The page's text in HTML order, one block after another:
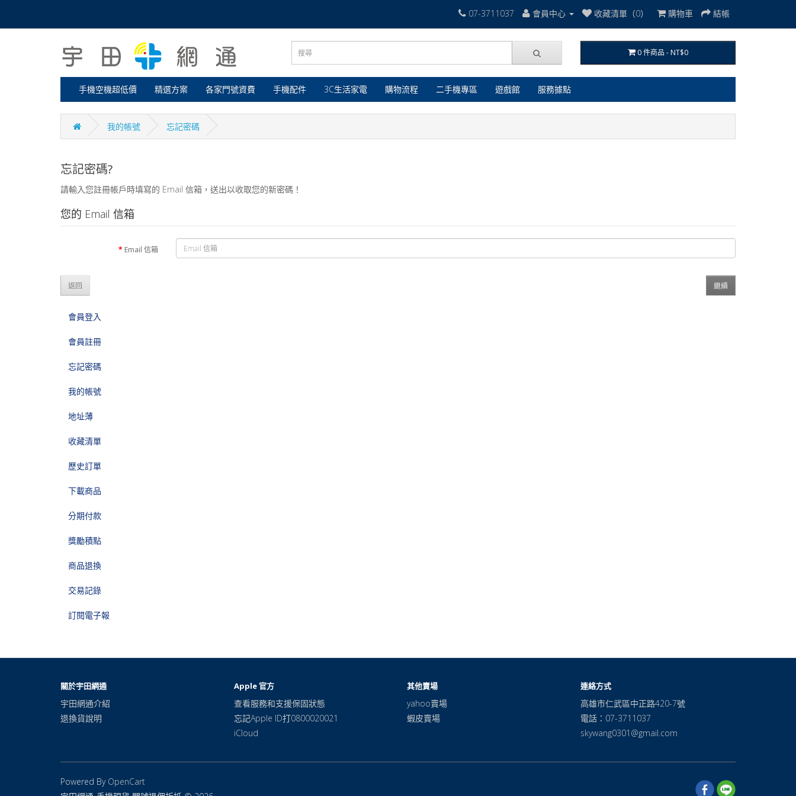
07-3711037 會員中心 收藏清單（0） 購物車 結帳
0 件商品 - NT$0
手機空機超低價 精選方案 各家門號資費 手機配件 3C生活家電 購物流程 二手機專區 遊戲館 服務據點
我的帳號 忘記密碼
忘記密碼?
請輸入您註冊帳戶時填寫的 Email 信箱，送出以收取您的新密碼！
您的 Email 信箱
Email 信箱
返回
會員登入
會員註冊
忘記密碼
我的帳號
地址薄
收藏清單
歷史訂單
下載商品
分期付款
獎勵積點
商品退換
交易記錄
訂閱電子報
關於宇田網通
宇田網通介紹
退換貨說明
Apple 官方
查看服務和支援保固狀態
忘記Apple ID打0800020021
iCloud
其他賣場
yahoo賣場
蝦皮賣場
連絡方式
高雄市仁武區中正路420-7號
電話：07-3711037
skywang0301@gmail.com
Powered By OpenCart